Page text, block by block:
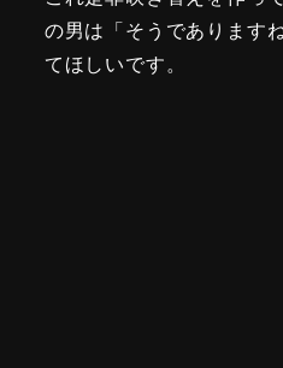
の男は「そうであります
てほしいです。